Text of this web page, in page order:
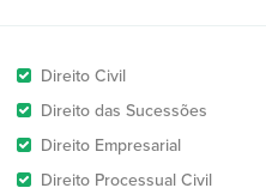
Direito Civil
Direito das Sucessões
Direito Empresarial
Direito Processual Civil